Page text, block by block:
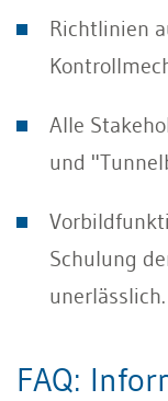
Richtlinien
Alle
und
Schulung
unerlässlich.
FAQ: